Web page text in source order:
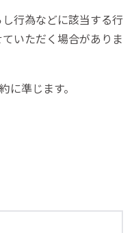
行為などに該当する行
いただく場合がありま
に準じます。